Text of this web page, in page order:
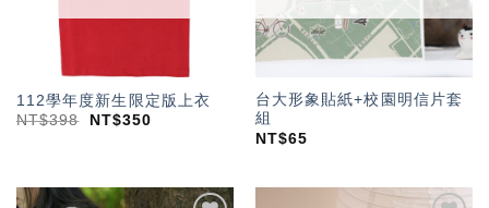
112學年度新生限定版上衣
NT$398 NT$350
台大形象貼紙+校園明信片套
組
NT$65